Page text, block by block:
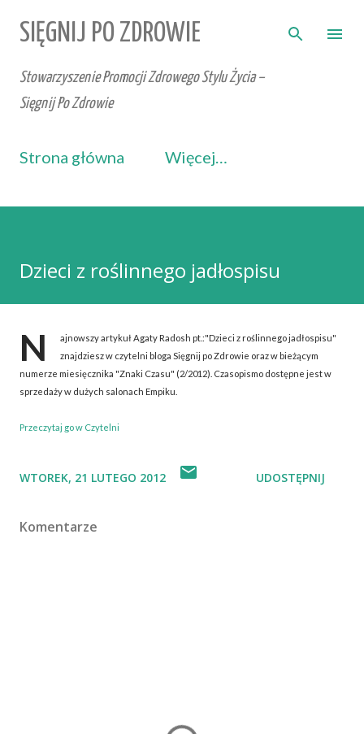
Przejdź do głównej zawartości
SIĘGNIJ PO ZDROWIE
Stowarzyszenie Promocji Zdrowego Stylu Życia –
Sięgnij Po Zdrowie
Strona główna Więcej…
Dzieci z roślinnego jadłospisu
N
ajnowszy artykuł Agaty Radosh pt.:"Dzieci z roślinnego jadłospisu"
znajdziesz w czytelni bloga Sięgnij po Zdrowie oraz w bieżącym
numerze miesięcznika "Znaki Czasu" (2/2012). Czasopismo dostępne jest w
sprzedaży w dużych salonach Empiku.
Przeczytaj go w Czytelni
WTOREK, 21 LUTEGO 2012 UDOSTĘPNIJ
Komentarze